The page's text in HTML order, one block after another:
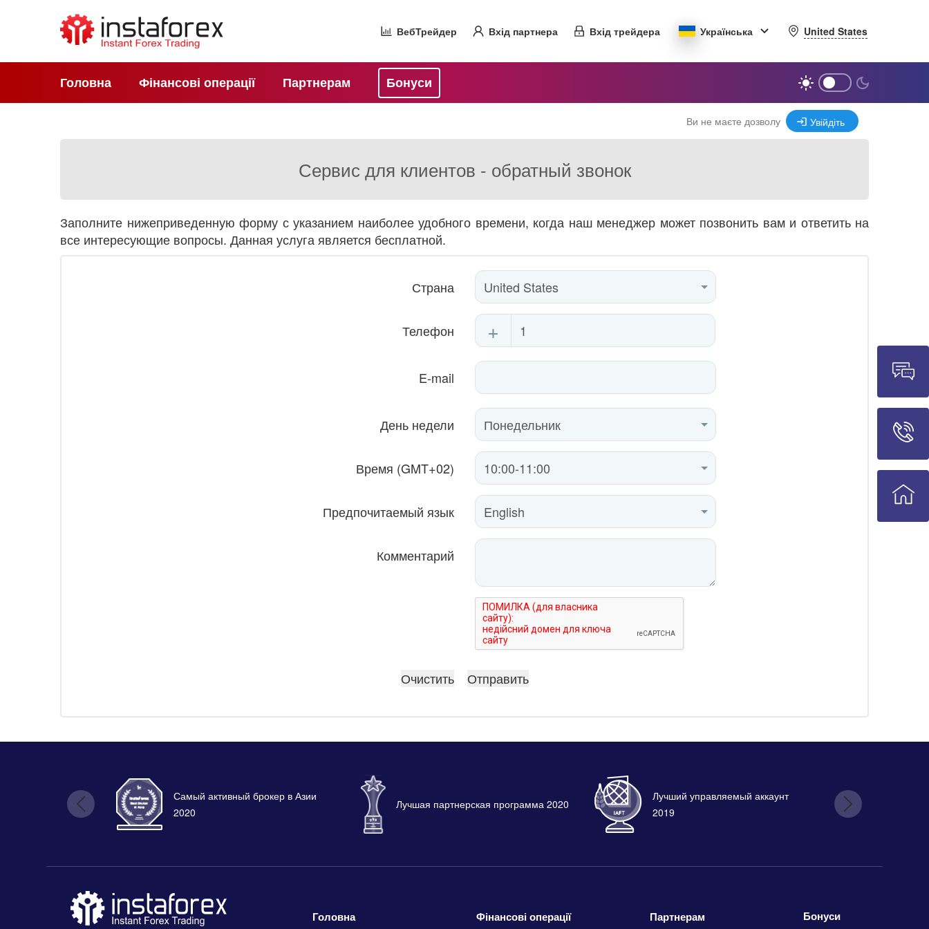
ВебТрейдер Вхід партнера Вхід трейдера Українська United States
Головна Фінансові операції Партнерам Бонуси
Ви не маєте дозволу Увійдіть
Сервис для клиентов - обратный звонок
Заполните нижеприведенную форму с указанием наиболее удобного времени, когда наш менеджер может позвонить вам и ответить на
все интересующие вопросы. Данная услуга является бесплатной.
Страна
Телефон +
E-mail
День недели
Время (GMT+02)
Предпочитаемый язык
Комментарий
Самый активный брокер в Азии
2020
Лучшая партнерская программа 2020
Лучший управляемый аккаунт
2019
Головна Фінансові операції Партнерам Бонуси